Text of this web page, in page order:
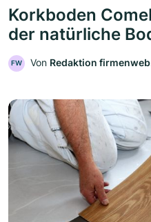
Korkboden
der natürliche
FW Von Redaktion